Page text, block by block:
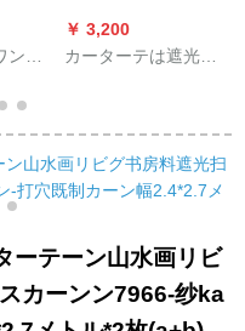
ンピ
ー
の窓
ター
ーの
リ
トル
￥ 3,200
カーターテは遮光断
カードテは厚い手-コ
ーヒ3.0枚*2.5高【打
孔款1片】
ーテーン山水画リビ
カーンン7966-纱ka